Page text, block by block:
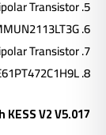
5. 6DW = NXP BC817,215 NPN Bipolar Transistor
6. A6c =MMUN2113LT1G / MMUN2113LT3G
7. K5B = BC807-25-7-F PNP Bipolar Transistor
8. Using imported Japanese Murata filter NFE61PT472C1H9L
V2 V5.017?